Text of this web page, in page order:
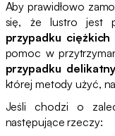
Aby prawidłowo
się, że lustro jest
przypadku ciężkich
pomoc w
przypadku
której metody użyć,
Jeśli chodzi o
następujące rzeczy: